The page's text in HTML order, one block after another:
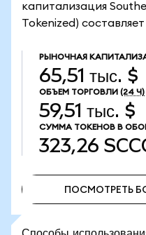
капитализация
Tokenized) составляет
РЫНОЧНАЯ
65,51 тыс. $
ОБЪЕМ ТОРГОВЛИ (24 Ч)
59,51 тыс. $
СУММА ТОКЕНОВ В
323,26
ПОСМОТРЕТЬ